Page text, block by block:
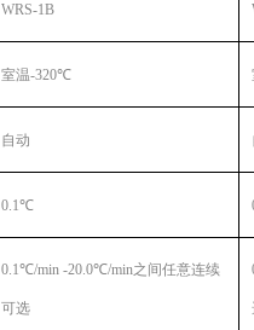
WRS-1B
室温-320℃
自动
0.1℃
0.1℃/min -20.0℃/min之间任意连续
可选